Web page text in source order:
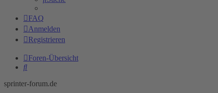
FAQ
Anmelden
Registrieren
Foren-Übersicht
Suche
sprinter-forum.de